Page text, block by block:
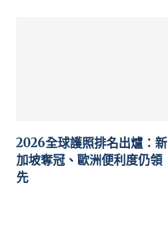
2026全球護照排名出爐：新
加坡奪冠、歐洲便利度仍領
先